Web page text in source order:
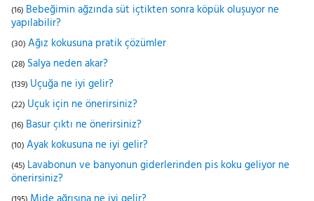
(16) Bebeğimin ağzında süt içtikten sonra köpük oluşuyor ne
yapılabilir?
(30) Ağız kokusuna pratik çözümler
(28) Salya neden akar?
(139) Uçuğa ne iyi gelir?
(22) Uçuk için ne önerirsiniz?
(16) Basur çıktı ne önerirsiniz?
(10) Ayak kokusuna ne iyi gelir?
(45) Lavabonun ve banyonun giderlerinden pis koku geliyor ne
önerirsiniz?